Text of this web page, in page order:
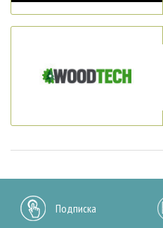
Подписка